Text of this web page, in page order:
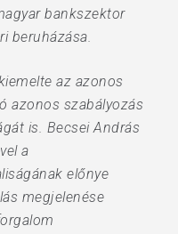
bankszektor
beruházása.
az azonos
azonos szabályozás
is. Becsei András
a
előnye
megjelenése